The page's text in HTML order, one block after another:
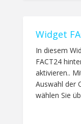
Widget
In diesem
FACT24
aktivieren..
Auswahl der
wählen Sie